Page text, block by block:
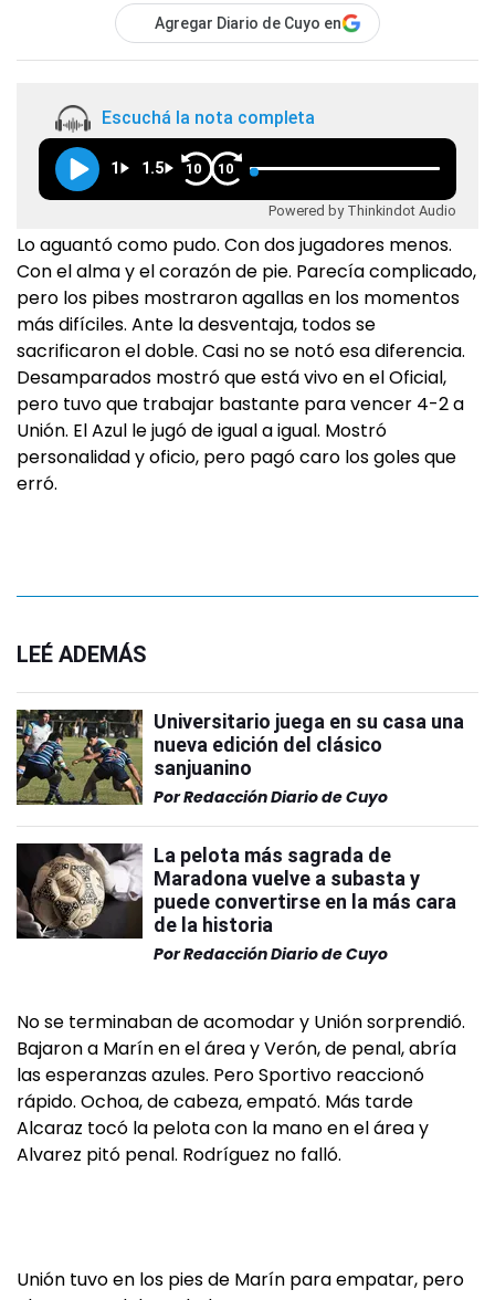
Agregar Diario de Cuyo en
Escuchá la nota completa
1 1.5 10 10
Powered by Thinkindot Audio
Lo aguantó como pudo. Con dos jugadores menos.
Con el alma y el corazón de pie. Parecía complicado,
pero los pibes mostraron agallas en los momentos
más difíciles. Ante la desventaja, todos se
sacrificaron el doble. Casi no se notó esa diferencia.
Desamparados mostró que está vivo en el Oficial,
pero tuvo que trabajar bastante para vencer 4-2 a
Unión. El Azul le jugó de igual a igual. Mostró
personalidad y oficio, pero pagó caro los goles que
erró.
LEÉ ADEMÁS
Universitario juega en su casa una
nueva edición del clásico
sanjuanino
PorRedacción Diario de Cuyo
La pelota más sagrada de
Maradona vuelve a subasta y
puede convertirse en la más cara
de la historia
PorRedacción Diario de Cuyo
No se terminaban de acomodar y Unión sorprendió.
Bajaron a Marín en el área y Verón, de penal, abría
las esperanzas azules. Pero Sportivo reaccionó
rápido. Ochoa, de cabeza, empató. Más tarde
Alcaraz tocó la pelota con la mano en el área y
Alvarez pitó penal. Rodríguez no falló.
Unión tuvo en los pies de Marín para empatar, pero